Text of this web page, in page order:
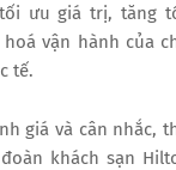
ưu giá trị, tăng
vận hành của
tế.
giá và cân nhắc,
khách sạn